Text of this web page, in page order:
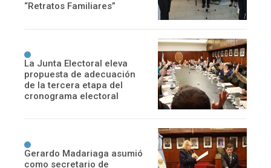
“Retratos Familiares”
La Junta Electoral eleva
propuesta de adecuación
de la tercera etapa del
cronograma electoral
Gerardo Madariaga asumió
como secretario de